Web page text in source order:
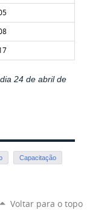
24 de abril de
Capacitação
Voltar para o topo